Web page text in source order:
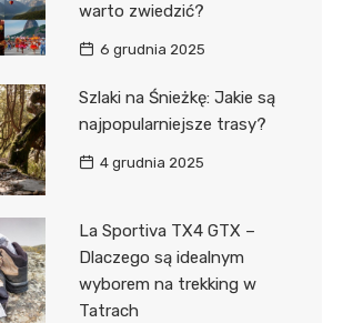
warto zwiedzić?
6 grudnia 2025
Szlaki na Śnieżkę: Jakie są
najpopularniejsze trasy?
4 grudnia 2025
La Sportiva TX4 GTX –
Dlaczego są idealnym
wyborem na trekking w
Tatrach